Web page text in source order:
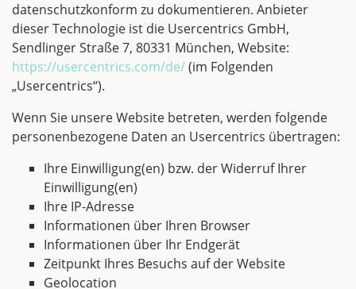
datenschutzkonform zu dokumentieren. Anbieter
dieser Technologie ist die Usercentrics GmbH,
Sendlinger Straße 7, 80331 München, Website:
https://usercentrics.com/de/(im Folgenden
„Usercentrics“).
Wenn Sie unsere Website betreten, werden folgende
personenbezogene Daten an Usercentrics übertragen:
Ihre Einwilligung(en) bzw. der Widerruf Ihrer
Einwilligung(en)
Ihre IP-Adresse
Informationen über Ihren Browser
Informationen über Ihr Endgerät
Zeitpunkt Ihres Besuchs auf der Website
Geolocation